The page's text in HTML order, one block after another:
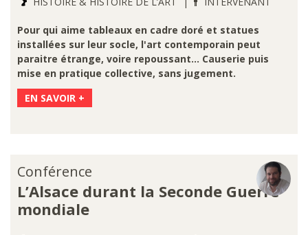
Pour qui aime tableaux en cadre doré et statues
installées sur leur socle, l'art contemporain peut
paraitre étrange, voire repoussant... Causerie puis
mise en pratique collective, sans jugement.
EN SAVOIR +
Conférence
L’Alsace durant la Seconde Guerre
mondiale